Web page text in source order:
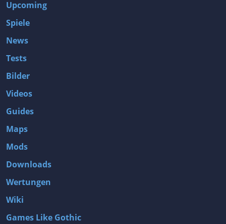
Upcoming
Spiele
News
Tests
Bilder
Videos
Guides
Maps
Mods
Downloads
Wertungen
Wiki
Games Like Gothic